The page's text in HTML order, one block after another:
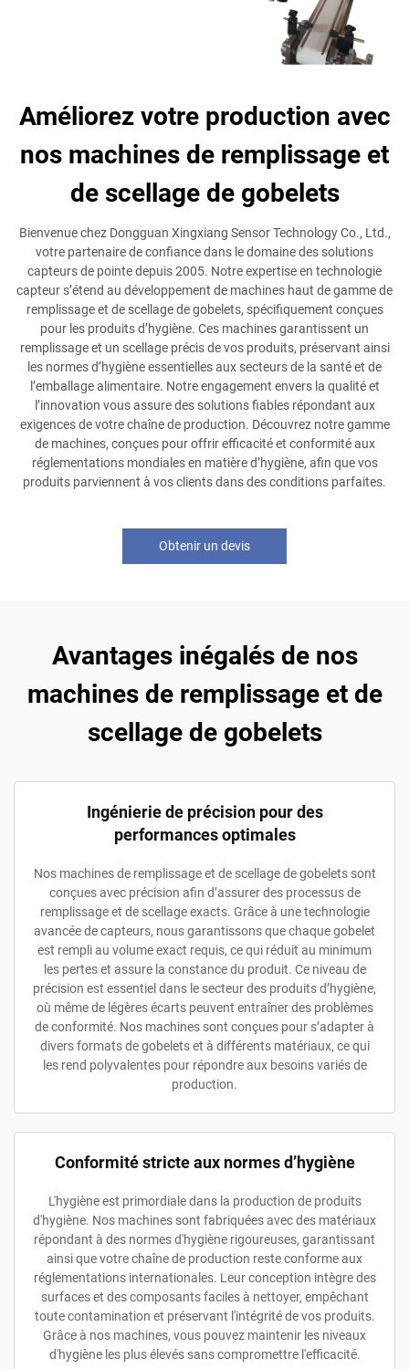
Améliorez votre production avec
nos machines de remplissage et
de scellage de gobelets
Bienvenue chez Dongguan Xingxiang Sensor Technology Co., Ltd.,
votre partenaire de confiance dans le domaine des solutions
capteurs de pointe depuis 2005. Notre expertise en technologie
capteur s’étend au développement de machines haut de gamme de
remplissage et de scellage de gobelets, spécifiquement conçues
pour les produits d’hygiène. Ces machines garantissent un
remplissage et un scellage précis de vos produits, préservant ainsi
les normes d’hygiène essentielles aux secteurs de la santé et de
l’emballage alimentaire. Notre engagement envers la qualité et
l’innovation vous assure des solutions fiables répondant aux
exigences de votre chaîne de production. Découvrez notre gamme
de machines, conçues pour offrir efficacité et conformité aux
réglementations mondiales en matière d’hygiène, afin que vos
produits parviennent à vos clients dans des conditions parfaites.
Obtenir un devis
Avantages inégalés de nos
machines de remplissage et de
scellage de gobelets
Ingénierie de précision pour des
performances optimales
Nos machines de remplissage et de scellage de gobelets sont
conçues avec précision afin d’assurer des processus de
remplissage et de scellage exacts. Grâce à une technologie
avancée de capteurs, nous garantissons que chaque gobelet
est rempli au volume exact requis, ce qui réduit au minimum
les pertes et assure la constance du produit. Ce niveau de
précision est essentiel dans le secteur des produits d’hygiène,
où même de légères écarts peuvent entraîner des problèmes
de conformité. Nos machines sont conçues pour s’adapter à
divers formats de gobelets et à différents matériaux, ce qui
les rend polyvalentes pour répondre aux besoins variés de
production.
Conformité stricte aux normes d’hygiène
L'hygiène est primordiale dans la production de produits
d'hygiène. Nos machines sont fabriquées avec des matériaux
répondant à des normes d'hygiène rigoureuses, garantissant
ainsi que votre chaîne de production reste conforme aux
réglementations internationales. Leur conception intègre des
surfaces et des composants faciles à nettoyer, empêchant
toute contamination et préservant l'intégrité de vos produits.
Grâce à nos machines, vous pouvez maintenir les niveaux
d'hygiène les plus élevés sans compromettre l'efficacité.